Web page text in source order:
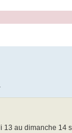
au dimanche 14